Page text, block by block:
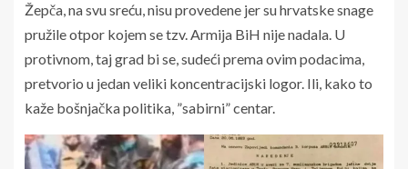
Žepča, na svu sreću, nisu provedene jer su hrvatske snage
pružile otpor kojem se tzv. Armija BiH nije nadala. U
protivnom, taj grad bi se, sudeći prema ovim podacima,
pretvorio u jedan veliki koncentracijski logor. Ili, kako to
kaže bošnjačka politika, ”sabirni” centar.